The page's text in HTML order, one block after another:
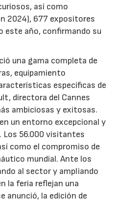
así como
2024), 677 expositores
este año, confirmando su
una gama completa de
equipamiento
específicas de
directora del Cannes
ambiciosas y exitosas.
un entorno excepcional y
Los 56.000 visitantes
como el compromiso de
mundial. Ante los
al sector y ampliando
la feria reflejan una
anunció, la edición de
29/07/2026